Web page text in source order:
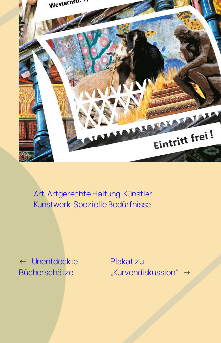
Art Artgerechte Haltung Künstler
Kunstwerk Spezielle Bedürfnisse
← Unentdeckte
Bücherschätze
Plakat zu
„Kurvendiskussion“ →